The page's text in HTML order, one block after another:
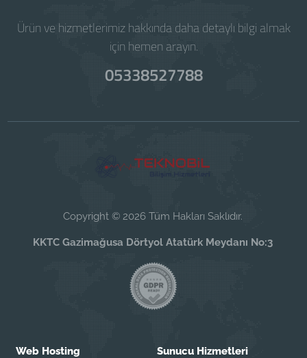
Ürün ve hizmetlerimiz hakkında daha detaylı bilgi almak
için hemen arayın.
05338527788
Copyright © 2026 Tüm Hakları Saklıdır.
KKTC Gazimağusa Dörtyol Atatürk Meydanı No:3
Web Hosting Sunucu Hizmetleri